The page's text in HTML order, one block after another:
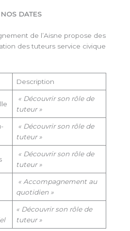
NOS DATES
de l’Aisne propose des
des tuteurs service civique
Description
« Découvrir son rôle de
tuteur »
« Découvrir son rôle de
tuteur »
« Découvrir son rôle de
tuteur »
« Accompagnement au
quotidien »
« Découvrir son rôle de
tuteur »